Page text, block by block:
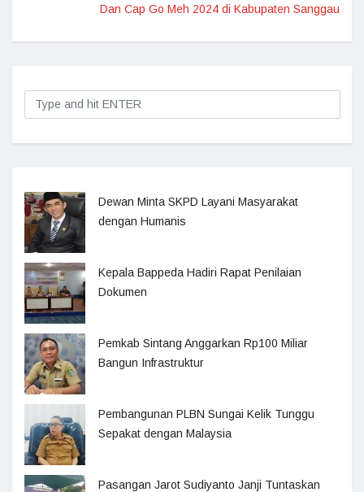
Dan Cap Go Meh 2024 di Kabupaten Sanggau
Dewan Minta SKPD Layani Masyarakat
dengan Humanis
Kepala Bappeda Hadiri Rapat Penilaian
Dokumen
Pemkab Sintang Anggarkan Rp100 Miliar
Bangun Infrastruktur
Pembangunan PLBN Sungai Kelik Tunggu
Sepakat dengan Malaysia
Pasangan Jarot Sudiyanto Janji Tuntaskan